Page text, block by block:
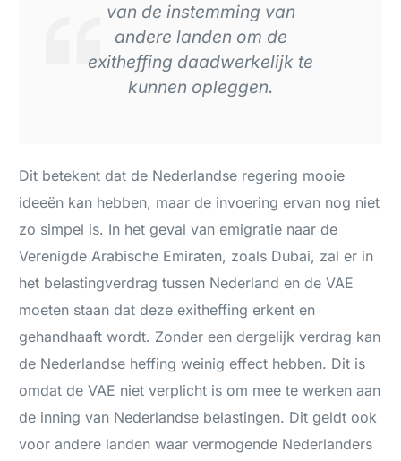
van de instemming van
andere landen om de
exitheffing daadwerkelijk te
kunnen opleggen.
Dit betekent dat de Nederlandse regering mooie
ideeën kan hebben, maar de invoering ervan nog niet
zo simpel is. In het geval van emigratie naar de
Verenigde Arabische Emiraten, zoals Dubai, zal er in
het belastingverdrag tussen Nederland en de VAE
moeten staan dat deze exitheffing erkent en
gehandhaaft wordt. Zonder een dergelijk verdrag kan
de Nederlandse heffing weinig effect hebben. Dit is
omdat de VAE niet verplicht is om mee te werken aan
de inning van Nederlandse belastingen. Dit geldt ook
voor andere landen waar vermogende Nederlanders